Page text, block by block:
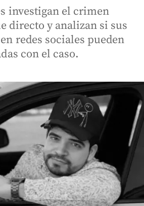
investigan el crimen
directo y analizan si sus
redes sociales pueden
con el caso.